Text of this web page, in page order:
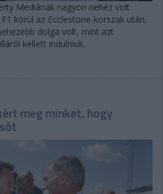
Mediának nagyon nehéz volt
körül az Ecclestone-korszak után,
dolga volt, mint azt
kellett indulniuk.
meg minket, hogy